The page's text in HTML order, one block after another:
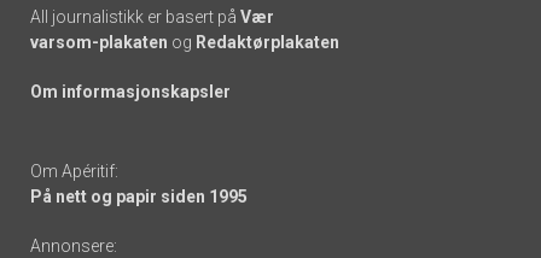
All journalistikk er basert på Vær
varsom-plakaten og Redaktørplakaten
Om informasjonskapsler
Om Apéritif:
På nett og papir siden 1995
Annonsere: